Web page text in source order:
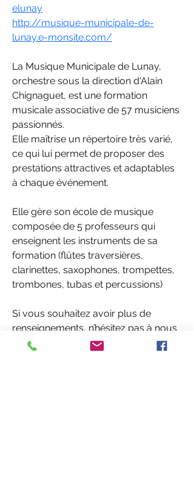
elunay
http://musique-municipale-de-
lunay.e-monsite.com/
La Musique Municipale de Lunay,
orchestre sous la direction d'Alain
Chignaguet, est une formation
musicale associative de 57 musiciens
passionnés.
Elle maîtrise un répertoire très varié,
ce qui lui permet de proposer des
prestations attractives et adaptables
à chaque événement.
Elle gère son école de musique
composée de 5 professeurs qui
enseignent les instruments de sa
formation (flûtes traversières,
clarinettes, saxophones, trompettes,
trombones, tubas et percussions)
Si vous souhaitez avoir plus de
renseignements, n’hésitez pas à nous
envoyer un mail à